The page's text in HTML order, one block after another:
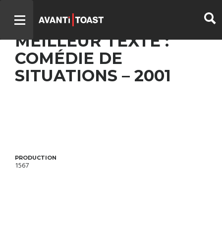
UN GARS, UNE FILLE –
MEILLEUR TEXTE :
COMÉDIE DE
SITUATIONS – 2001
PRODUCTION
1567